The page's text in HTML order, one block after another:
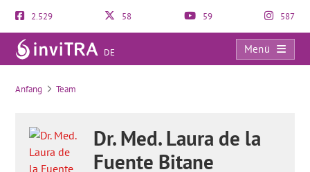
2.529 58 59 587
DE
Menü
Ideopathische Sterilität: Diagnostik und Behandlung
Anfang Team
Dr. Med. Laura de la
Fuente Bitane